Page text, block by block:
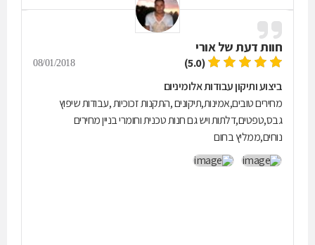
חוות דעת שלאורי
(5.0)
08/01/2018
ביצוע ותיקון עבודות אלומיניום
מחירים טובים,אמינות,תיקונים ,התקנות זכוכיות ,עבודות שיפוץ
גבס,טפטים,דלתות ויש גם חנות טכנית וחומרי בניין מחירים
נוחים,ממליץ בחום